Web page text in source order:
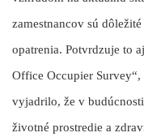
zamestnancov sú
opatrenia. Potvrdzuje to
Office Occupier
vyjadrilo, že v
životné prostredie a